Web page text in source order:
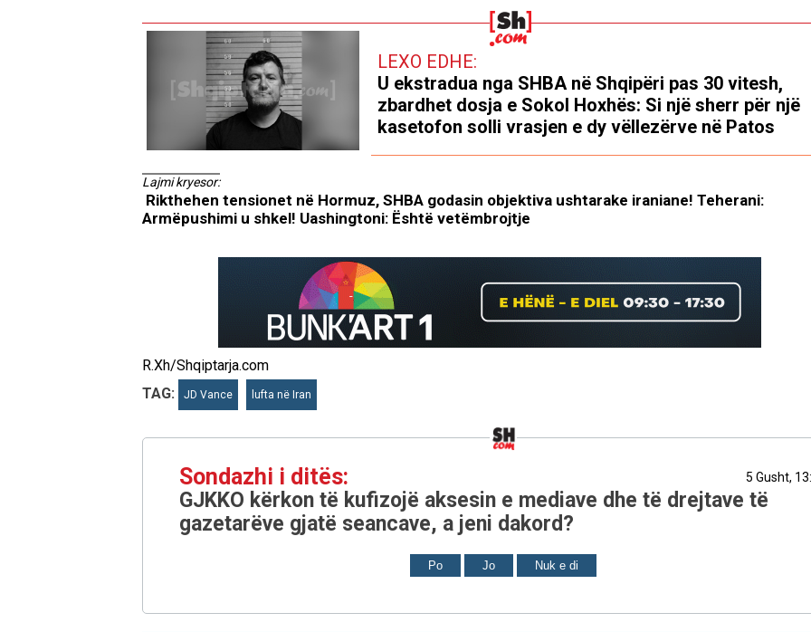
LEXO EDHE:
U ekstradua nga SHBA në Shqipëri pas 30 vitesh,
zbardhet dosja e Sokol Hoxhës: Si një sherr për një
kasetofon solli vrasjen e dy vëllezërve në Patos
Lajmi kryesor:
Rikthehen tensionet në Hormuz, SHBA godasin objektiva ushtarake iraniane! Teherani:
Armëpushimi u shkel! Uashingtoni: Është vetëmbrojtje
R.Xh/Shqiptarja.com
TAG:
JD Vance lufta në Iran
Sondazhi i ditës: 5 Gusht,
GJKKO kërkon të kufizojë aksesin e mediave dhe të drejtave të
gazetarëve gjatë seancave, a jeni dakord?
Po Jo Nuk e di